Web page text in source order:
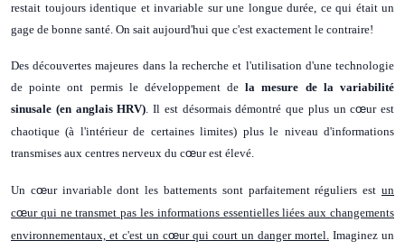
restait toujours identique et invariable sur une longue durée, ce qui était un
gage de bonne santé. On sait aujourd'hui que c'est exactement le contraire!
Des découvertes majeures dans la recherche et l'utilisation d'une technologie
de pointe ont permis le développement dela mesure de la variabilité
sinusale (en anglais HRV). Il est désormais démontré que plus un cœur est
chaotique (à l'intérieur de certaines limites) plus le niveau d'informations
transmises aux centres nerveux du cœur est élevé.
Un cœur invariable dont les battements sont parfaitement réguliers estun
cœur qui ne transmet pas les informations essentielles liées aux changements
environnementaux, et c'est un cœur qui court un danger mortel. Imaginez un